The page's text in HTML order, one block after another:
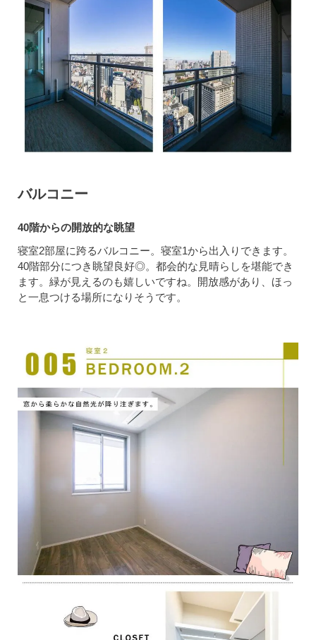
バルコニー
40階からの開放的な眺望
寝室2部屋に跨るバルコニー。寝室1から出入りできます。
40階部分につき眺望良好◎。都会的な見晴らしを堪能でき
ます。緑が見えるのも嬉しいですね。開放感があり、ほっ
と一息つける場所になりそうです。